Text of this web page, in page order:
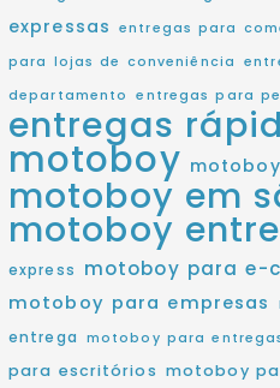
expressas
entregas para
para lojas de conveniência
departamento
entregas para
entregas
motoboy
motoboy em
motoboy
express
motoboy para e-
motoboy para empresas
entrega motoboy para
para escritórios motoboy